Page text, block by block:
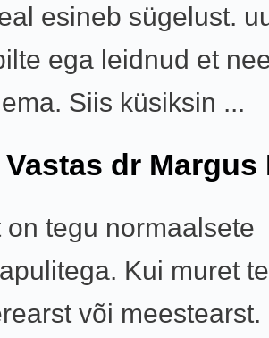
esineb sügelust.
ega leidnud et
Siis küsiksin ...
Vastas dr Margus
on tegu normaalsete
Kui muret
või meestearst.